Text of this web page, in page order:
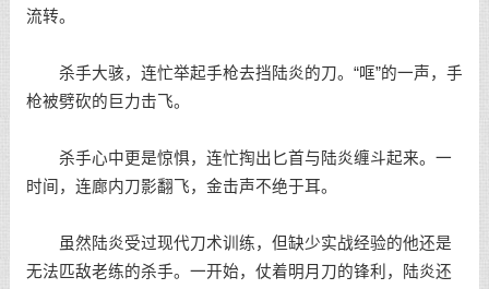
流转。
杀手大骇，连忙举起手枪去挡陆炎的刀。“哐”的一声，手
枪被劈砍的巨力击飞。
杀手心中更是惊惧，连忙掏出匕首与陆炎缠斗起来。一
时间，连廊内刀影翻飞，金击声不绝于耳。
虽然陆炎受过现代刀术训练，但缺少实战经验的他还是
无法匹敌老练的杀手。一开始，仗着明月刀的锋利，陆炎还